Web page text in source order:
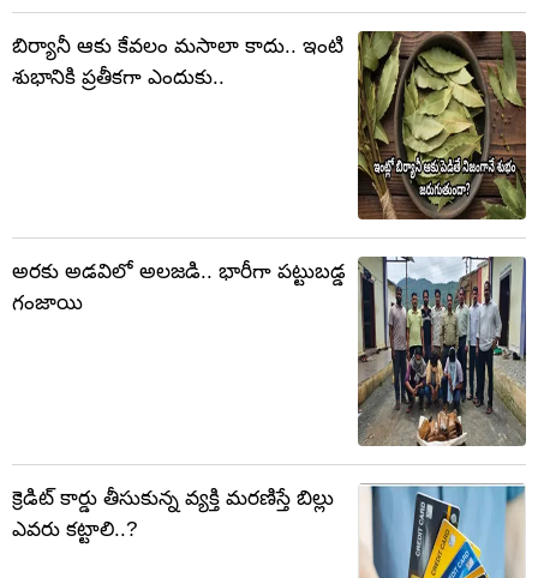
బిర్యానీ ఆకు కేవలం మసాలా కాదు.. ఇంటి
శుభానికి ప్రతీకగా ఎందుకు..
అరకు అడవిలో అలజడి.. భారీగా పట్టుబడ్డ
గంజాయి
క్రెడిట్ కార్డు తీసుకున్న వ్యక్తి మరణిస్తే బిల్లు
ఎవరు కట్టాలి..?